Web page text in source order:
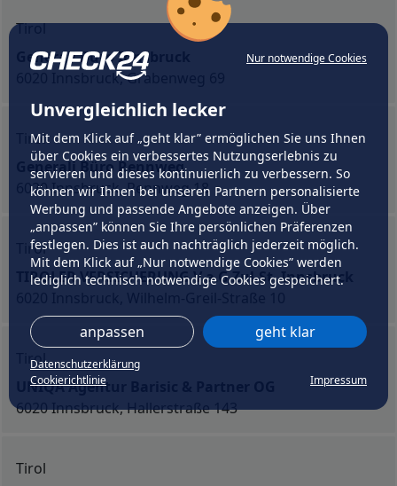
Nur notwendige Cookies
Unvergleichlich lecker
Mit dem Klick auf „geht klar” ermöglichen Sie uns Ihnen
über Cookies ein verbessertes Nutzungserlebnis zu
servieren und dieses kontinuierlich zu verbessern. So
können wir Ihnen bei unseren Partnern personalisierte
Werbung und passende Angebote anzeigen. Über
„anpassen” können Sie Ihre persönlichen Präferenzen
festlegen. Dies ist auch nachträglich jederzeit möglich.
Mit dem Klick auf „Nur notwendige Cookies” werden
lediglich technisch notwendige Cookies gespeichert.
anpassen geht klar
Datenschutzerklärung
Cookierichtlinie
Impressum
Tirol
Generali Büro Innsbruck
6020 Innsbruck, Grabenweg 69
Tirol
Generali Büro Rennweg
6020 Innsbruck, Rennweg 18
Tirol
TIROLER VERSICHERUNG V.a.G Zul.St. Innsbruck
Tirol
UNIQA Agentur Barisic & Partner OG
6020 Innsbruck, Hallerstraße 143
Tirol